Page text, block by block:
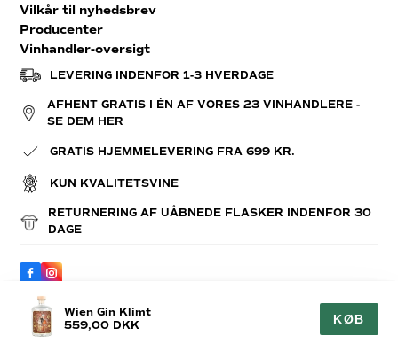
Wien Gin Klimt
559,00 DKK
KØB
Vilkår til nyhedsbrev
Producenter
Vinhandler-oversigt
LEVERING INDENFOR 1-3 HVERDAGE
AFHENT GRATIS I ÉN AF VORES 23 VINHANDLERE -
SE DEM HER
GRATIS HJEMMELEVERING FRA 699 KR.
KUN KVALITETSVINE
RETURNERING AF UÅBNEDE FLASKER INDENFOR 30
DAGE